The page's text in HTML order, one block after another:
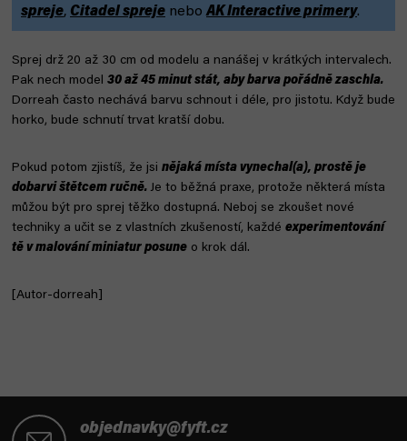
spreje, Citadel spreje neboAK Interactive primery.
Sprej drž 20 až 30 cm od modelu a nanášej v krátkých intervalech.
Pak nech model 30 až 45 minut stát, aby barva pořádně zaschla.
Dorreah často nechává barvu schnout i déle, pro jistotu. Když bude
horko, bude schnutí trvat kratší dobu.
Pokud potom zjistíš, že jsi nějaká místa vynechal(a), prostě je
dobarvi štětcem ručně. Je to běžná praxe, protože některá místa
můžou být pro sprej těžko dostupná. Neboj se zkoušet nové
techniky a učit se z vlastních zkušeností, každé experimentování
tě v malování miniatur posune o krok dál.
[Autor-dorreah]
objednavky@fyft.cz